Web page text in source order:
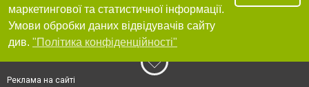
маркетингової та статистичної інформації.
Умови обробки даних відвідувачів сайту
див. "Політика конфіденційності"
Реклама на сайті